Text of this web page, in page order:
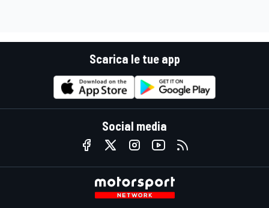
Scarica le tue app
Social media